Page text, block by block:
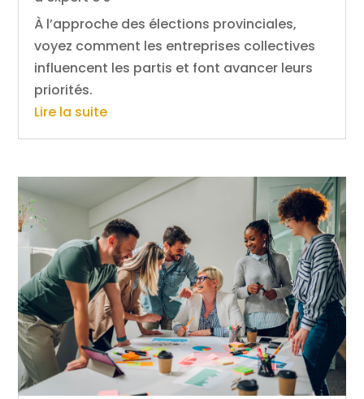
À l’approche des élections provinciales,
voyez comment les entreprises collectives
influencent les partis et font avancer leurs
priorités.
Lire la suite